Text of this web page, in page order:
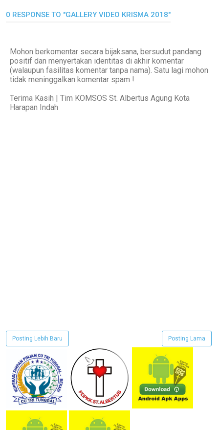
0 RESPONSE TO "GALLERY VIDEO KRISMA 2018"
Mohon berkomentar secara bijaksana, bersudut pandang
positif dan menyertakan identitas di akhir komentar
(walaupun fasilitas komentar tanpa nama). Satu lagi mohon
tidak meninggalkan komentar spam !
Terima Kasih | Tim KOMSOS St. Albertus Agung Kota
Harapan Indah
Posting Lebih Baru Posting Lama